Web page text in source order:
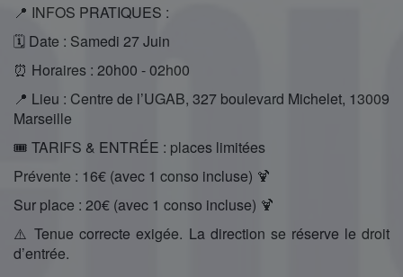
📍 INFOS PRATIQUES :
🗓 Date : Samedi 27 Juin
⏰ Horaires : 20h00 - 02h00
📍 Lieu : Centre de l’UGAB, 327 boulevard Michelet, 13009
Marseille
🎟 TARIFS & ENTRÉE : places limitées
Prévente : 16€ (avec 1 conso incluse) 🍹
Sur place : 20€ (avec 1 conso incluse) 🍹
⚠️ Tenue correcte exigée. La direction se réserve le droit
d’entrée.